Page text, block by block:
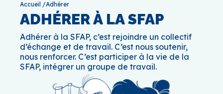
Accueil /Adhérer
ADHÉRER À LA SFAP
Adhérer à la SFAP, c’est rejoindre un collectif
d’échange et de travail. C’est nous soutenir,
nous renforcer. C’est participer à la vie de la
SFAP, intégrer un groupe de travail.